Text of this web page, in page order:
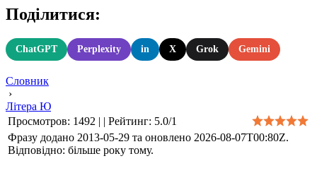
Поділитися:
ChatGPT Perplexity in X Grok Gemini
Словник
›
Літера Ю
Просмотров: 1492 | | Рейтинг: 5.0/1
Фразу додано 2013-05-29 та оновлено 2026-08-07T00:80Z.
Відповідно: більше року тому.